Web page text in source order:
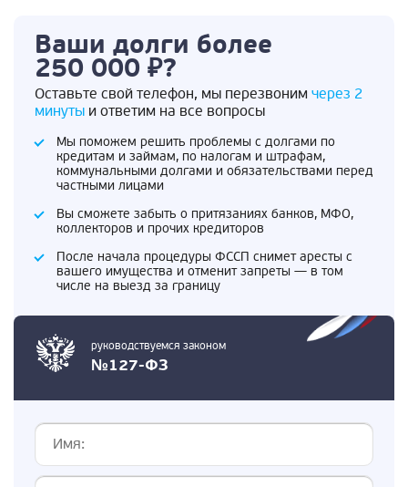
руководствуемся законом
№127-ФЗ
Ваши долги более
250 000 ₽?
Оставьте свой телефон, мы перезвоним через 2
минуты и ответим на все вопросы
Мы поможем решить проблемы с долгами по
кредитам и займам, по налогам и штрафам,
коммунальными долгами и обязательствами перед
частными лицами
Вы сможете забыть о притязаниях банков, МФО,
коллекторов и прочих кредиторов
После начала процедуры ФССП снимет аресты с
вашего имущества и отменит запреты — в том
числе на выезд за границу